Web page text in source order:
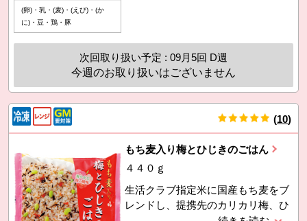
(卵)・乳・(麦)・(えび)・(か
に)・豆・鶏・豚
次回取り扱い予定 : 09月5回 D週
今週のお取り扱いはございません
(10)
もち麦入り梅とひじきのごはん
４４０ｇ
生活クラブ指定米に国産もち麦をブ
レンドし、提携先のカリカリ梅、ひ